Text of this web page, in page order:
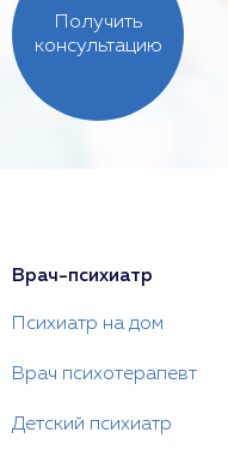
Получить
консультацию
Врач-психиатр
Психиатр на дом
Врач психотерапевт
Детский психиатр